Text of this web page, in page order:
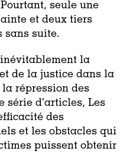
seule une
et deux tiers
sans suite.
la
de la justice dans la
répression des
série d’articles, Les
des
et les obstacles qui
puissent obtenir